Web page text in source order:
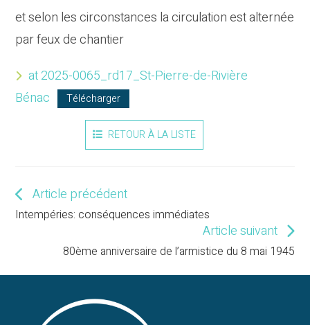
et selon les circonstances la circulation est alternée
par feux de chantier
at 2025-0065_rd17_St-Pierre-de-Rivière
Bénac
Télécharger
RETOUR À LA LISTE
Read
articles
Article précédent
Intempéries: conséquences immédiates
Article suivant
80ème anniversaire de l’armistice du 8 mai 1945